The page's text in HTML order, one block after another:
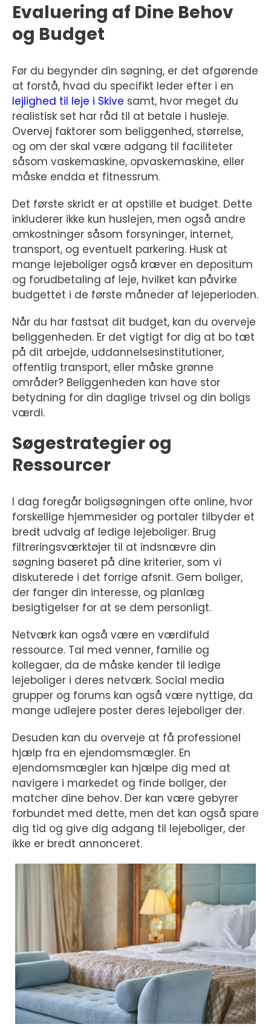
Evaluering af Dine Behov
og Budget
Før du begynder din søgning, er det afgørende
at forstå, hvad du specifikt leder efter i en
lejlighed til leje i Skive samt, hvor meget du
realistisk set har råd til at betale i husleje.
Overvej faktorer som beliggenhed, størrelse,
og om der skal være adgang til faciliteter
såsom vaskemaskine, opvaskemaskine, eller
måske endda et fitnessrum.
Det første skridt er at opstille et budget. Dette
inkluderer ikke kun huslejen, men også andre
omkostninger såsom forsyninger, internet,
transport, og eventuelt parkering. Husk at
mange lejeboliger også kræver en depositum
og forudbetaling af leje, hvilket kan påvirke
budgettet i de første måneder af lejeperioden.
Når du har fastsat dit budget, kan du overveje
beliggenheden. Er det vigtigt for dig at bo tæt
på dit arbejde, uddannelsesinstitutioner,
offentlig transport, eller måske grønne
områder? Beliggenheden kan have stor
betydning for din daglige trivsel og din boligs
værdi.
Søgestrategier og
Ressourcer
I dag foregår boligsøgningen ofte online, hvor
forskellige hjemmesider og portaler tilbyder et
bredt udvalg af ledige lejeboliger. Brug
filtreringsværktøjer til at indsnævre din
søgning baseret på dine kriterier, som vi
diskuterede i det forrige afsnit. Gem boliger,
der fanger din interesse, og planlæg
besigtigelser for at se dem personligt.
Netværk kan også være en værdifuld
ressource. Tal med venner, familie og
kollegaer, da de måske kender til ledige
lejeboliger i deres netværk. Social media
grupper og forums kan også være nyttige, da
mange udlejere poster deres lejeboliger der.
Desuden kan du overveje at få professionel
hjælp fra en ejendomsmægler. En
ejendomsmægler kan hjælpe dig med at
navigere i markedet og finde boliger, der
matcher dine behov. Der kan være gebyrer
forbundet med dette, men det kan også spare
dig tid og give dig adgang til lejeboliger, der
ikke er bredt annonceret.